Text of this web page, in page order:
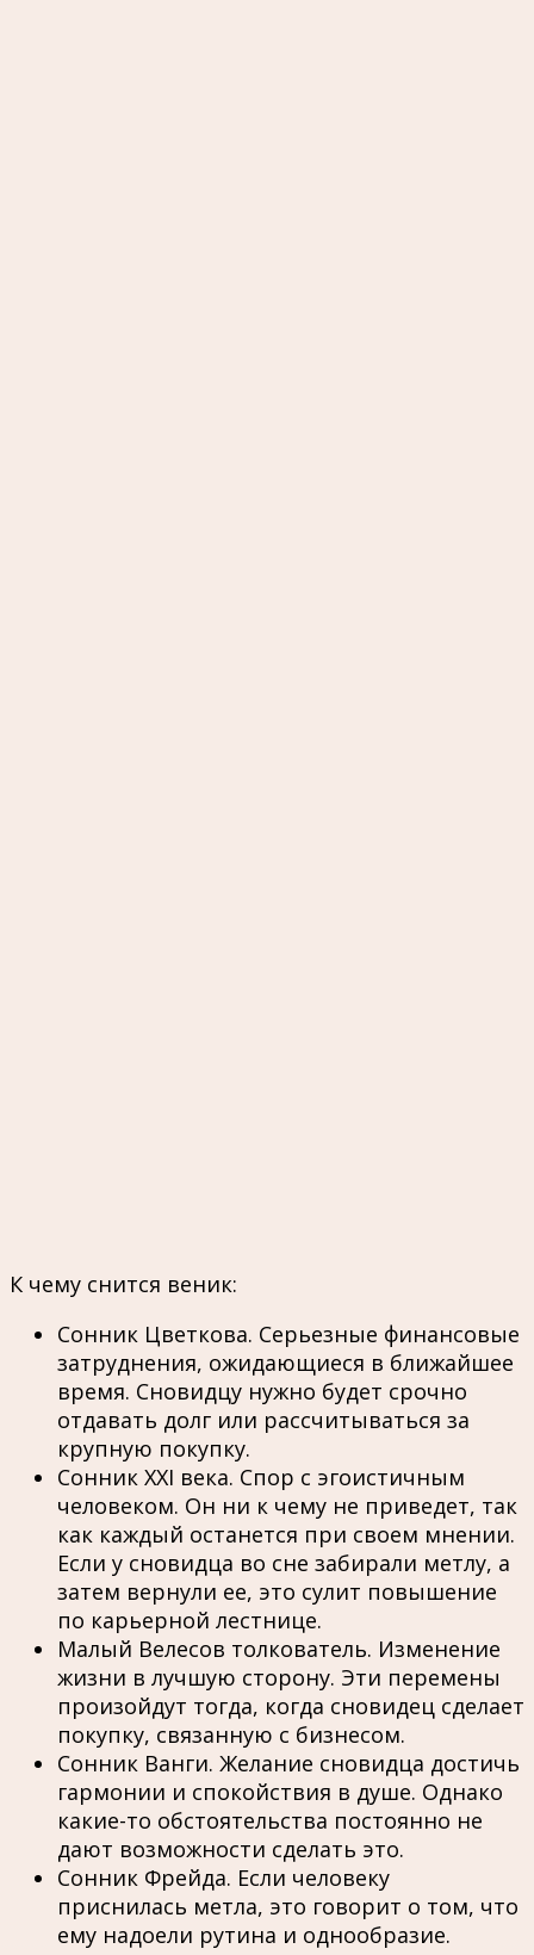
К чему снится веник:
Сонник Цветкова. Серьезные финансовые
затруднения, ожидающиеся в ближайшее
время. Сновидцу нужно будет срочно
отдавать долг или рассчитываться за
крупную покупку.
Сонник ХХІ века. Спор с эгоистичным
человеком. Он ни к чему не приведет, так
как каждый останется при своем мнении.
Если у сновидца во сне забирали метлу, а
затем вернули ее, это сулит повышение
по карьерной лестнице.
Малый Велесов толкователь. Изменение
жизни в лучшую сторону. Эти перемены
произойдут тогда, когда сновидец сделает
покупку, связанную с бизнесом.
Сонник Ванги. Желание сновидца достичь
гармонии и спокойствия в душе. Однако
какие-то обстоятельства постоянно не
дают возможности сделать это.
Сонник Фрейда. Если человеку
приснилась метла, это говорит о том, что
ему надоели рутина и однообразие.